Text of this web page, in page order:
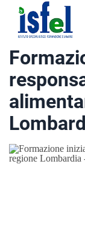
Isfel
Istituto
specialistico
formazione
e
lavoro